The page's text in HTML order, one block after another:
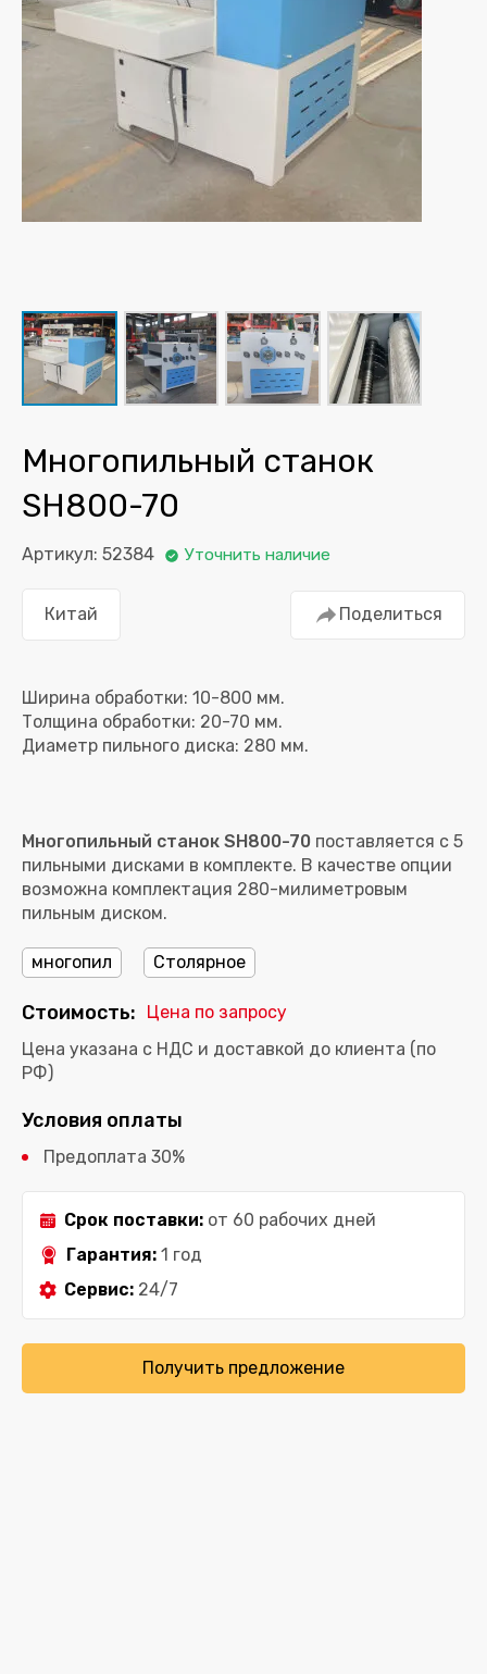
Многопильный станок
SH800-70
Артикул: 52384 Уточнить наличие
Китай Поделиться
Ширина обработки: 10-800 мм.
Толщина обработки: 20-70 мм.
Многопильный станок SH800-70 поставляется с 5
пильными дисками в комплекте. В качестве опции
возможна комплектация 280-милиметровым
пильным диском.
многопил Столярное
Стоимость:
Цена по запросу
Цена указана с НДС и доставкой до клиента (по
РФ)
Условия оплаты
Предоплата 30%
Срок поставки: от 60 рабочих дней
Гарантия: 1 год
Сервис: 24/7
Получить предложение